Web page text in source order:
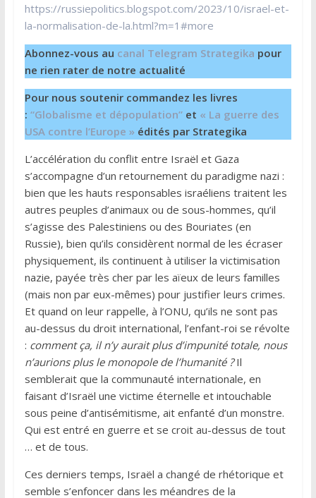
https://russiepolitics.blogspot.com/2023/10/israel-et-
la-normalisation-de-la.html?m=1#more
Abonnez-vous au canal Telegram Strategika pour
ne rien rater de notre actualité
Pour nous soutenir commandez les livres
: “Globalisme et dépopulation”et « La guerre des
USA contre l’Europe » édités par Strategika
L’accélération du conflit entre Israël et Gaza
s’accompagne d’un retournement du paradigme nazi :
bien que les hauts responsables israéliens traitent les
autres peuples d’animaux ou de sous-hommes, qu’il
s’agisse des Palestiniens ou des Bouriates (en
Russie), bien qu’ils considèrent normal de les écraser
physiquement, ils continuent à utiliser la victimisation
nazie, payée très cher par les aïeux de leurs familles
(mais non par eux-mêmes) pour justifier leurs crimes.
Et quand on leur rappelle, à l’ONU, qu’ils ne sont pas
au-dessus du droit international, l’enfant-roi se révolte
: comment ça, il n’y aurait plus d’impunité totale, nous
n’aurions plus le monopole de l’humanité ?Il
semblerait que la communauté internationale, en
faisant d’Israël une victime éternelle et intouchable
sous peine d’antisémitisme, ait enfanté d’un monstre.
Qui est entré en guerre et se croit au-dessus de tout
… et de tous.
Ces derniers temps, Israël a changé de rhétorique et
semble s’enfoncer dans les méandres de la